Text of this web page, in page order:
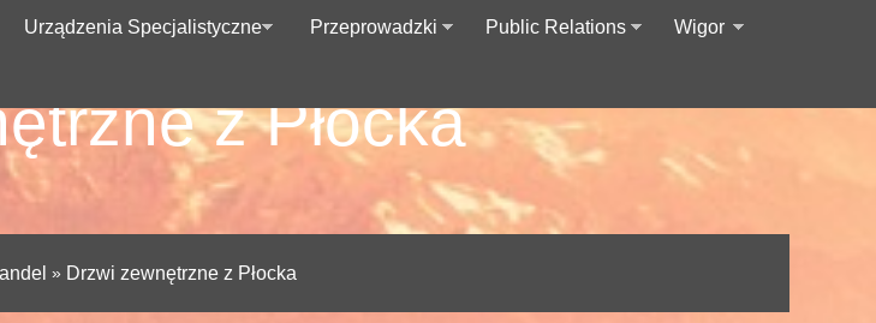
Urządzenia Specjalistyczne Przeprowadzki Public Relations Wigor
z Płocka
» Drzwi zewnętrzne z Płocka